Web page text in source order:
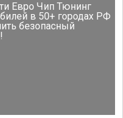
Евро Чип Тюнинг
в 50+ городах РФ
безопасный